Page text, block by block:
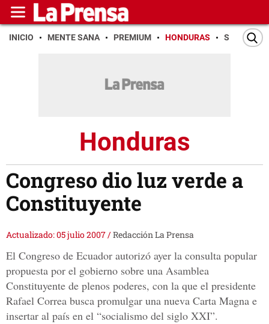
INICIO MENTE SANA PREMIUM HONDURAS SAN PEDRO
Honduras
Congreso dio luz verde a
Constituyente
Actualizado: 05 julio 2007/Redacción La Prensa
El Congreso de Ecuador autorizó ayer la consulta popular
propuesta por el gobierno sobre una Asamblea
Constituyente de plenos poderes, con la que el presidente
Rafael Correa busca promulgar una nueva Carta Magna e
insertar al país en el “socialismo del siglo XXI”.